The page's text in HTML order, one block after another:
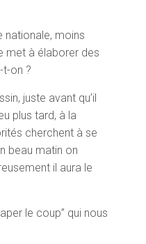
nationale, moins
met à élaborer des
t-on ?
juste avant qu’il
plus tard, à la
cherchent à se
beau matin on
il aura le
le coup” qui nous